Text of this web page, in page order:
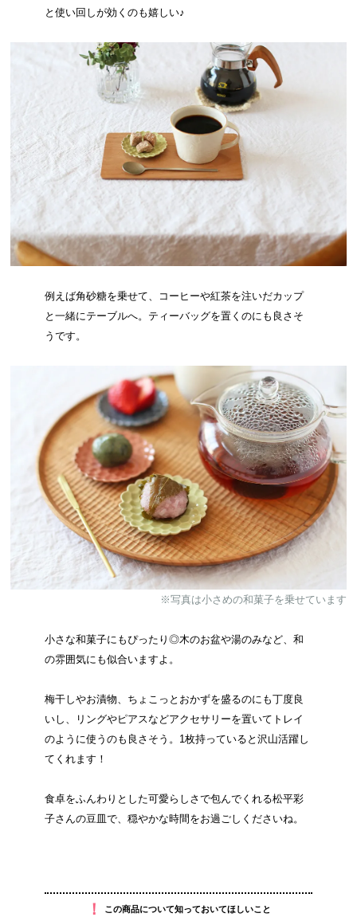
と使い回しが効くのも嬉しい♪
例えば角砂糖を乗せて、コーヒーや紅茶を注いだカップ
と一緒にテーブルへ。ティーバッグを置くのにも良さそ
うです。
※写真は小さめの和菓子を乗せています
小さな和菓子にもぴったり◎木のお盆や湯のみなど、和
の雰囲気にも似合いますよ。
梅干しやお漬物、ちょこっとおかずを盛るのにも丁度良
いし、リングやピアスなどアクセサリーを置いてトレイ
のように使うのも良さそう。1枚持っていると沢山活躍し
てくれます！
食卓をふんわりとした可愛らしさで包んでくれる松平彩
子さんの豆皿で、穏やかな時間をお過ごしくださいね。
！ この商品について知っておいてほしいこと